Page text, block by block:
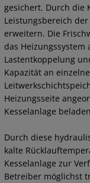
gesichert. Durch die
Leistungsbereich
erweitern. Die
das
Lastentkoppelung
Kapazität an
Heizungsseite
Kesselanlage
Durch diese
kalte
Kesselanlage zur
Betreiber möglichst